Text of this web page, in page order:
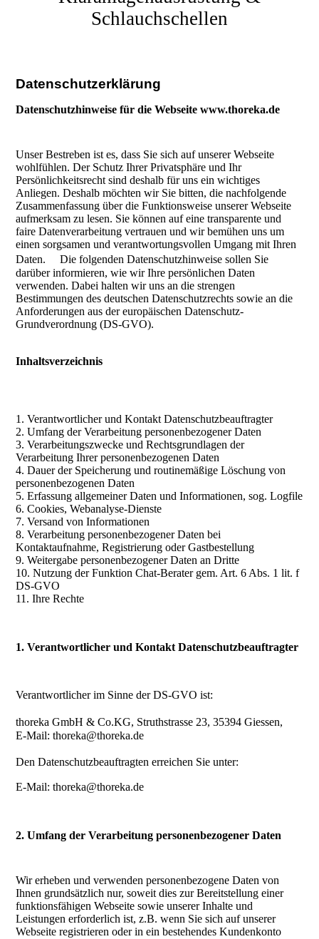
Schlauchschellen
Datenschutzerklärung
Datenschutzhinweise für die Webseite www.thoreka.de
Unser Bestreben ist es, dass Sie sich auf unserer Webseite
wohlfühlen. Der Schutz Ihrer Privatsphäre und Ihr
Persönlichkeitsrecht sind deshalb für uns ein wichtiges
Anliegen. Deshalb möchten wir Sie bitten, die nachfolgende
Zusammenfassung über die Funktionsweise unserer Webseite
aufmerksam zu lesen. Sie können auf eine transparente und
faire Datenverarbeitung vertrauen und wir bemühen uns um
einen sorgsamen und verantwortungsvollen Umgang mit Ihren
Daten. Die folgenden Datenschutzhinweise sollen Sie
darüber informieren, wie wir Ihre persönlichen Daten
verwenden. Dabei halten wir uns an die strengen
Bestimmungen des deutschen Datenschutzrechts sowie an die
Anforderungen aus der europäischen Datenschutz-
Grundverordnung (DS-GVO).
Inhaltsverzeichnis
1. Verantwortlicher und Kontakt Datenschutzbeauftragter
2. Umfang der Verarbeitung personenbezogener Daten
3. Verarbeitungszwecke und Rechtsgrundlagen der
Verarbeitung Ihrer personenbezogenen Daten
4. Dauer der Speicherung und routinemäßige Löschung von
personenbezogenen Daten
5. Erfassung allgemeiner Daten und Informationen, sog. Logfile
6. Cookies, Webanalyse-Dienste
7. Versand von Informationen
8. Verarbeitung personenbezogener Daten bei
Kontaktaufnahme, Registrierung oder Gastbestellung
9. Weitergabe personenbezogener Daten an Dritte
10. Nutzung der Funktion Chat-Berater gem. Art. 6 Abs. 1 lit. f
DS-GVO
11. Ihre Rechte
1. Verantwortlicher und Kontakt Datenschutzbeauftragter
Verantwortlicher im Sinne der DS-GVO ist:
thoreka GmbH & Co.KG, Struthstrasse 23, 35394 Giessen,
E-Mail: thoreka@thoreka.de
Den Datenschutzbeauftragten erreichen Sie unter:
E-Mail: thoreka@thoreka.de
2. Umfang der Verarbeitung personenbezogener Daten
Wir erheben und verwenden personenbezogene Daten von
Ihnen grundsätzlich nur, soweit dies zur Bereitstellung einer
funktionsfähigen Webseite sowie unserer Inhalte und
Leistungen erforderlich ist, z.B. wenn Sie sich auf unserer
Webseite registrieren oder in ein bestehendes Kundenkonto